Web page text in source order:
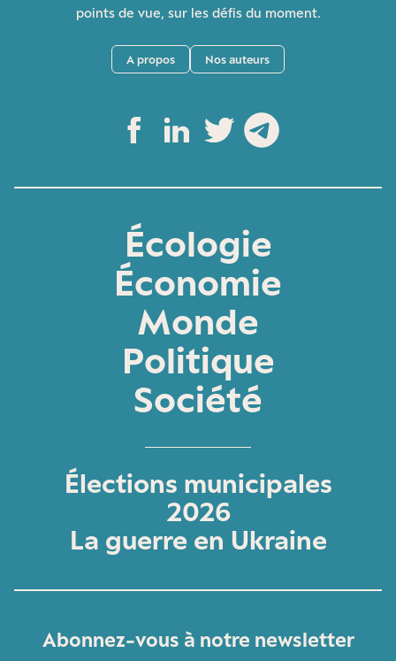
points de vue, sur les défis du moment.
A propos Nos auteurs
Écologie
Économie
Monde
Politique
Société
Élections municipales
2026
La guerre en Ukraine
Abonnez-vous à notre newsletter